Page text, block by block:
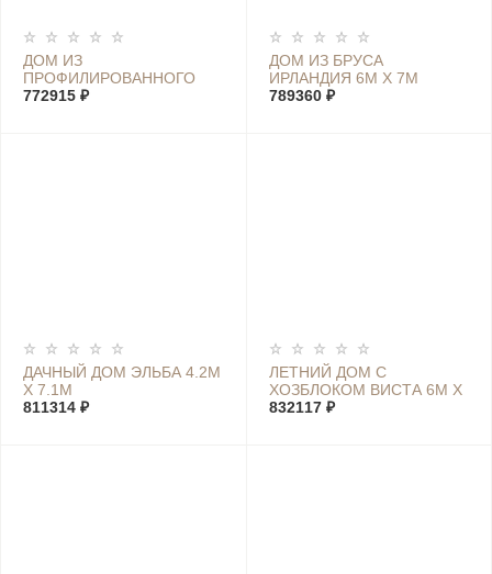
ДОМ ИЗ
ПРОФИЛИРОВАННОГО
БРУСА ШВЕЦИЯ XL 7М Х
772915 ₽
ДОМ ИЗ БРУСА
ИРЛАНДИЯ 6М Х 7М
789360 ₽
ДАЧНЫЙ ДОМ ЭЛЬБА 4.2М
Х 7.1М
811314 ₽
ЛЕТНИЙ ДОМ С
ХОЗБЛОКОМ ВИСТА 6М Х
7,4М
832117 ₽